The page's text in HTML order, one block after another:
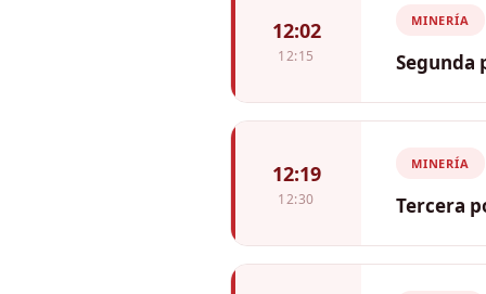
12:02
12:15
MINERÍA
Segunda
12:19
12:30
MINERÍA
Tercera